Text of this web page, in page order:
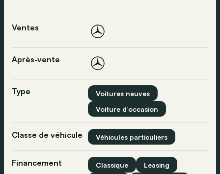
Ventes
Après-vente
Type
Voitures neuves
Voiture d’occasion
Classe de véhicule Véhicules particuliers
Financement Classique
Leasing